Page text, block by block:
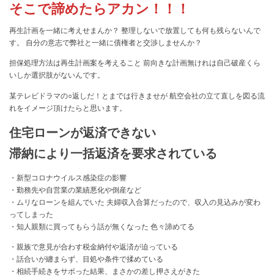
そこで諦めたらアカン！！！
再生計画を一緒に考えせまんか？ 整理しないで放置しても何も残らないんで
す。 自分の意志で弊社と一緒に債権者と交渉しませんか？
担保処理方法は再生計画案を考えること 前向きな計画無けれは自己破産くら
いしか選択肢がないんです。
某テレビドラマの○返しだ！とまでは行きませが 航空会社の立て直しを図る流
れをイメージ頂けたらと思います。
住宅ローンが返済できない
滞納により一括返済を要求されている
・新型コロナウイルス感染症の影響
・勤務先や自営業の業績悪化や倒産など
・ムリなローンを組んでいた 夫婦収入合算だったので、収入の見込みが変わ
ってしまった
・知人親類に買ってもらう話が無くなった 色々諦めてる
・親族で意見が合わす税金納付や返済が迫っている
・話合いが纏まらず、目処や条件で揉めている
・相続手続きをサボった結果、まさかの差し押さえがきた